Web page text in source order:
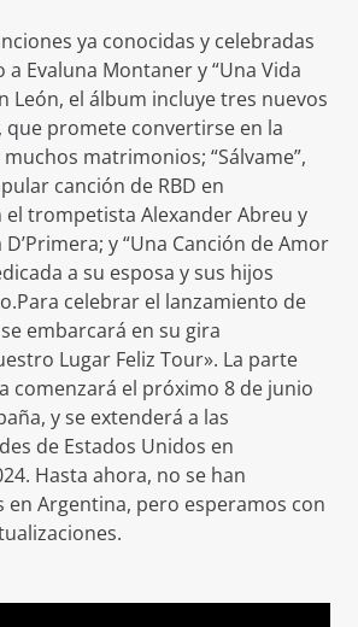
ya conocidas y celebradas
a Evaluna Montaner y “Una Vida
León, el álbum incluye tres nuevos
que promete convertirse en la
matrimonios; “Sálvame”,
canción de RBD en
trompetista Alexander Abreu y
y “Una Canción de Amor
a su esposa y sus hijos
celebrar el lanzamiento de
embarcará en su gira
Lugar Feliz Tour». La parte
comenzará el próximo 8 de junio
y se extenderá a las
de Estados Unidos en
Hasta ahora, no se han
en Argentina, pero esperamos con